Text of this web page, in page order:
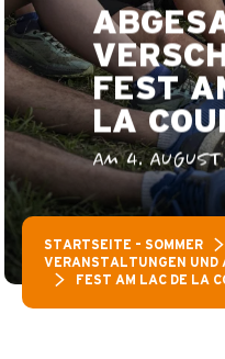
FEST
LA
AM 4.
STARTSEITE – SOMMER
VERANSTALTUNGEN UND
FEST AM LAC DE LA